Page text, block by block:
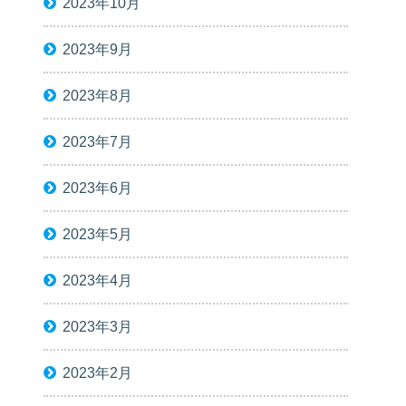
2023年9月
2023年8月
2023年7月
2023年6月
2023年5月
2023年4月
2023年3月
2023年2月